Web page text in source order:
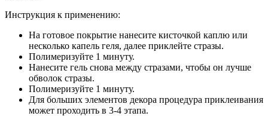
Инструкция к применению:
На готовое покрытие нанесите кисточкой каплю или
несколько капель геля, далее приклейте стразы.
Полимеризуйте 1 минуту.
Нанесите гель снова между стразами, чтобы он лучше
обволок стразы.
Полимеризуйте 1 минуту.
Для больших элементов декора процедура приклеивания
может проходить в 3-4 этапа.